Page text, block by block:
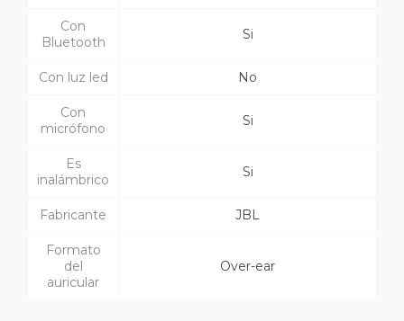
Con
Bluetooth
Si
Con luz led No
Con
micrófono
Si
Es
inalámbrico
Si
Fabricante JBL
Formato
del
auricular
Over-ear